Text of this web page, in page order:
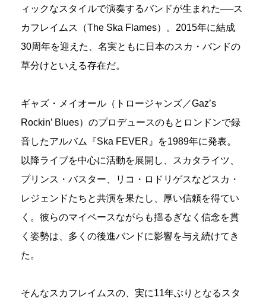
ィックなスタイルで演奏するバンドが生まれた──ス
カフレイムス（The Ska Flames）。2015年に結成
30周年を迎えた、名実ともに日本のスカ・バンドの
草分けといえる存在だ。
ギャズ・メイオール（トロージャンズ／Gaz’s
Rockin’ Blues）のプロデュースのもとロンドンで録
音したアルバム『Ska FEVER』を1989年に発表。
以降ライブを中心に活動を展開し、スカタライツ、
プリンス・バスター、リコ・ロドリゲスなどスカ・
レジェンドたちと共演を果たし、厚い信頼を得てい
く。彼らのマイペースながらも揺るぎなく信念を貫
く姿勢は、多くの後進バンドに影響を与え続けてき
た。
そんなスカフレイムスの、実に11年ぶりとなるスタ